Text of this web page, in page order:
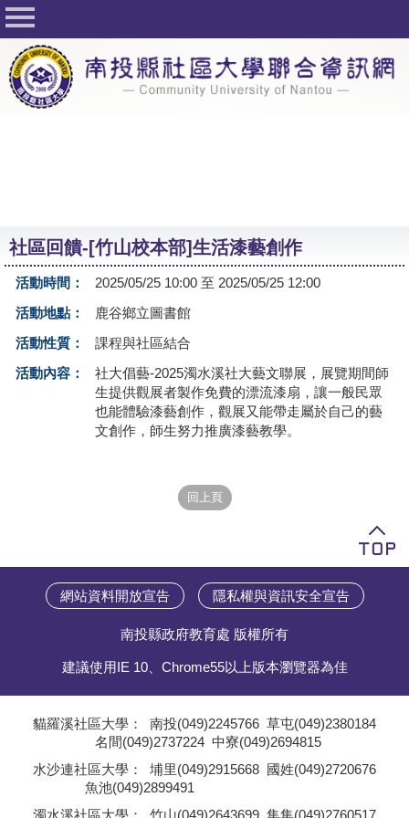
回首頁
關於社大
公佈欄
課程一覽表
志工與社團
友站連結
社區回饋-[竹山校本部]生活漆藝創作
活動時間：
2025/05/25 10:00 至 2025/05/25 12:00
活動地點：
鹿谷鄉立圖書館
活動性質：
課程與社區結合
活動內容：
社大倡藝-2025濁水溪社大藝文聯展，展覽期間師
生提供觀展者製作免費的漂流漆扇，讓一般民眾
也能體驗漆藝創作，觀展又能帶走屬於自己的藝
文創作，師生努力推廣漆藝教學。
網站資料開放宣告 隱私權與資訊安全宣告
南投縣政府教育處 版權所有
建議使用IE 10、Chrome55以上版本瀏覽器為佳
貓羅溪社區大學： 南投(049)2245766 草屯(049)2380184
名間(049)2737224 中寮(049)2694815
水沙連社區大學： 埔里(049)2915668 國姓(049)2720676
魚池(049)2899491
濁水溪社區大學： 竹山(049)2643699 集集(049)2760517